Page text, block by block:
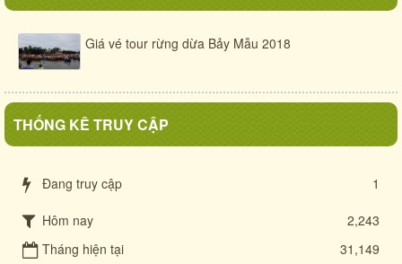
Giá vé tour rừng dừa Bảy Mẫu 2018
THỐNG KÊ TRUY CẬP
Đang truy cập 1
Hôm nay
2,243
Tháng hiện tại
31,149